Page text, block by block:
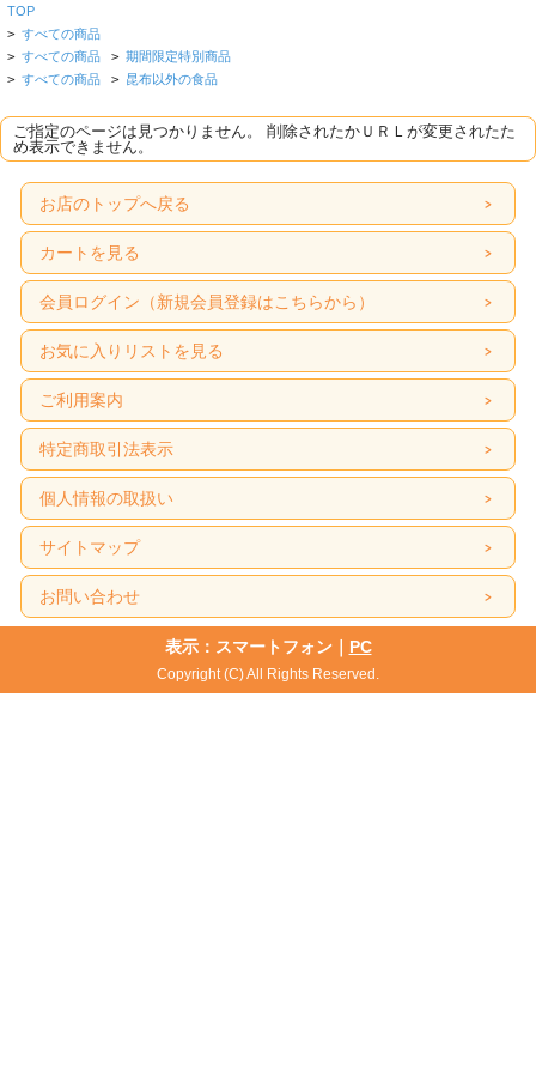
TOP
> すべての商品
> すべての商品 > 期間限定特別商品
> すべての商品 > 昆布以外の食品
ご指定のページは見つかりません。 削除されたかＵＲＬが変更されたた
め表示できません。
お店のトップへ戻る
カートを見る
会員ログイン（新規会員登録はこちらから）
お気に入りリストを見る
ご利用案内
特定商取引法表示
個人情報の取扱い
サイトマップ
お問い合わせ
表示：スマートフォン｜ PC
Copyright (C) All Rights Reserved.